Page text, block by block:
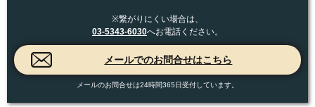
※繋がりにくい場合は、
03-5343-6030へお電話ください。
メールのお問合せは24時間365日受付しています。